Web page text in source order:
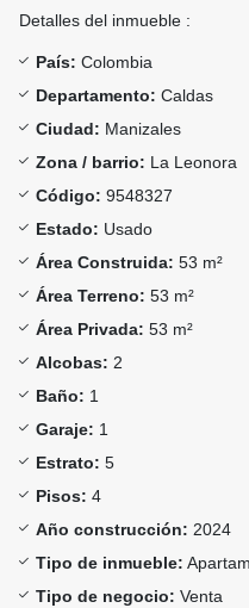
Detalles del inmueble :
País: Colombia
Departamento: Caldas
Ciudad: Manizales
Zona / barrio: La Leonora
Código: 9548327
Estado: Usado
Área Construida: 53 m²
Área Terreno: 53 m²
Área Privada: 53 m²
Alcobas: 2
Baño: 1
Garaje: 1
Estrato: 5
Pisos: 4
Año construcción: 2024
Tipo de inmueble:
Tipo de negocio: Venta